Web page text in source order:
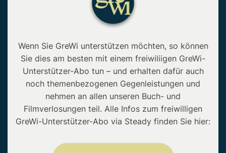
Wenn Sie GreWi unterstützen möchten, so können
Sie dies am besten mit einem freiwiliigen GreWi-
Unterstützer-Abo tun – und erhalten dafür auch
noch themenbezogenen Gegenleistungen und
nehmen an allen unseren Buch- und
Filmverlosungen teil. Alle Infos zum freiwilligen
GreWi-Unterstützer-Abo via Steady finden Sie hier: